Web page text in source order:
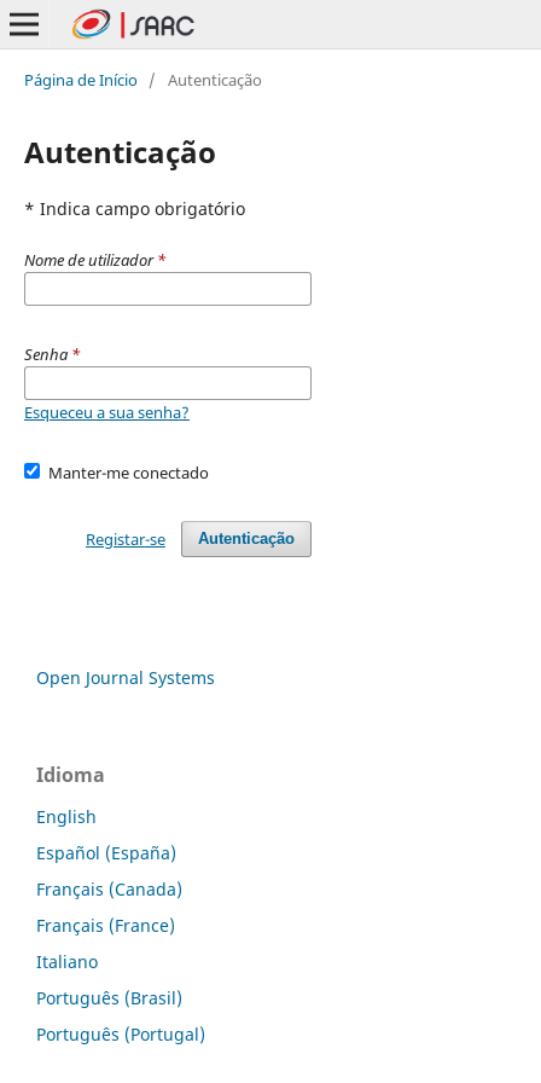
Página de Início / Autenticação
Autenticação
* Indica campo obrigatório
Nome de utilizador*
Senha *
Esqueceu a sua senha?
Manter-me conectado
Autenticação
Registar-se
Open Journal Systems
Idioma
English
Español (España)
Français (Canada)
Français (France)
Italiano
Português (Brasil)
Português (Portugal)